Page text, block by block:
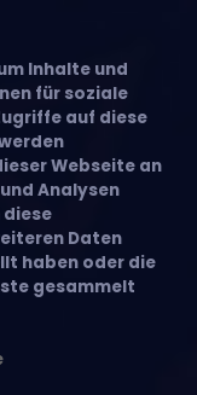
Inhalte und
für soziale
auf diese
Webseite an
Analysen
Daten
haben oder die
gesammelt